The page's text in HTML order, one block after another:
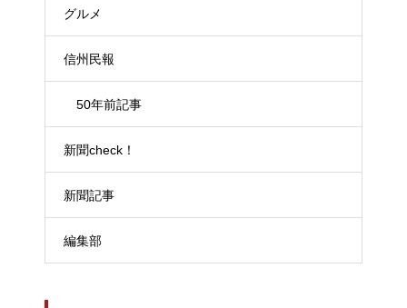
グルメ
信州民報
50年前記事
新聞check！
新聞記事
編集部